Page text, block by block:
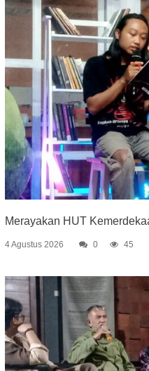
Merayakan HUT
4 Agustus 2026 0 45